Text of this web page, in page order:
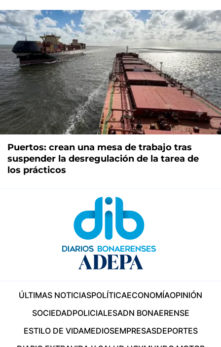
Puertos: crean una mesa de trabajo tras
suspender la desregulación de la tarea de
los prácticos
ÚLTIMAS NOTICIASPOLÍTICAECONOMÍAOPINIÓN
SOCIEDADPOLICIALESADN BONAERENSE
ESTILO DE VIDAMEDIOSEMPRESASDEPORTES